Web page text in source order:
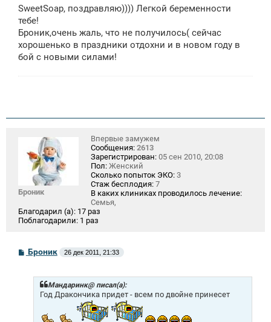
б
щ
н
и
SweetSoap, поздравляю)))) Легкой беременности
тебе!
Броник,очень жаль, что не получилось( сейчас
хорошенько в праздники отдохни и в новом году в
бой с новыми силами!
Броник
Впервые замужем
Сообщения: 2613
Зарегистрирован: 05 сен 2010, 20:08
Пол: Женский
Сколько попыток ЭКО: 3
Стаж бесплодия: 7
В каких клиниках проводилось лечение:
Семья,
Благодарил (а): 17 раз
Поблагодарили: 1 раз
С
о
Броник 26 дек 2011, 21:33
Мандаринк@ писал(а):
Год Дракончика придет - всем по двойне принесет